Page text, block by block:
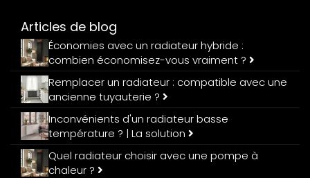
Articles de blog
Économies avec un radiateur hybride :
combien économisez-vous vraiment ?
Remplacer un radiateur : compatible avec une
ancienne tuyauterie ?
Inconvénients d'un radiateur basse
température ? | La solution
Quel radiateur choisir avec une pompe à
chaleur ?